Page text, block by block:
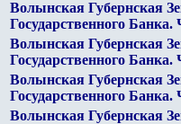
Волынская Губернская
Государственного Банка.
Волынская Губернская
Государственного Банка.
Волынская Губернская
Государственного Банка.
Волынская Губернская